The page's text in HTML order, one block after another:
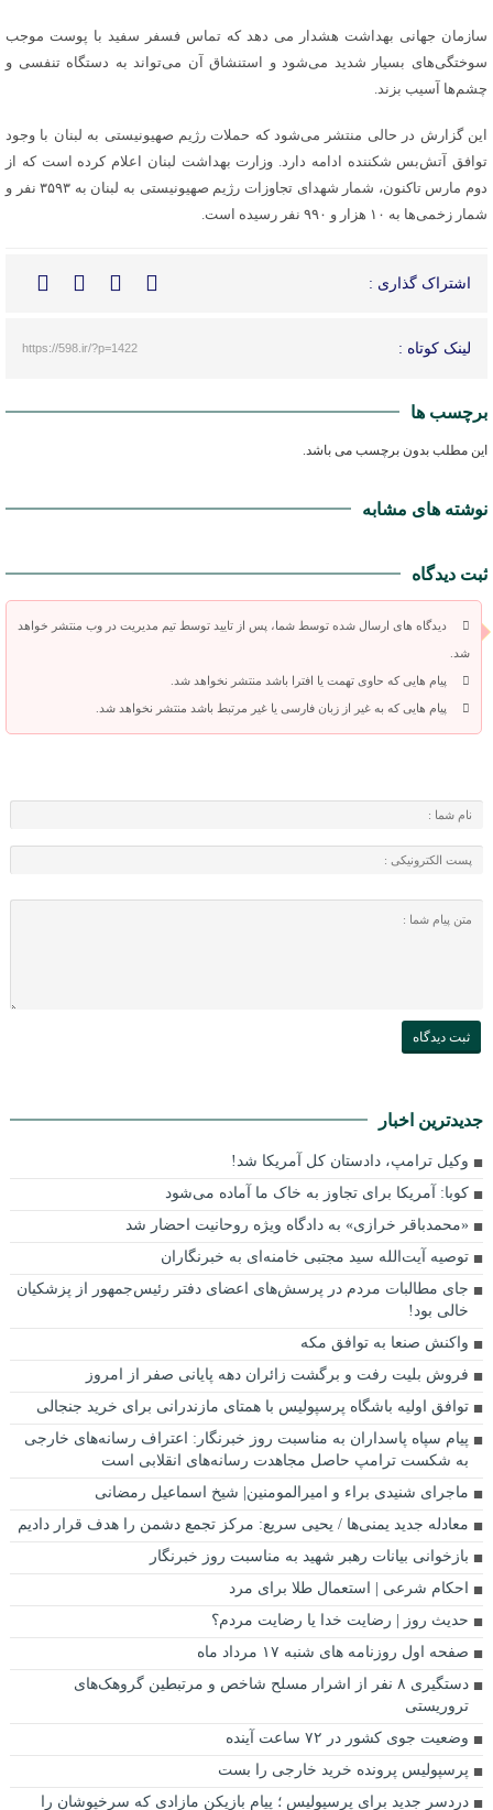
سازمان جهانی بهداشت هشدار می دهد که تماس فسفر سفید با پوست موجب
سوختگی‌های بسیار شدید می‌شود و استنشاق آن می‌تواند به دستگاه تنفسی و
چشم‌ها آسیب بزند.
این گزارش در حالی منتشر می‌شود که حملات رژیم صهیونیستی به لبنان با وجود
توافق آتش‌بس شکننده ادامه دارد. وزارت بهداشت لبنان اعلام کرده است که از
دوم مارس تاکنون، شمار شهدای تجاوزات رژیم صهیونیستی به لبنان به ۳۵۹۳ نفر و
شمار زخمی‌ها به ۱۰ هزار و ۹۹۰ نفر رسیده است.
اشتراک گذاری :
لینک کوتاه : https://598.ir/?p=1422
برچسب ها
این مطلب بدون برچسب می باشد.
نوشته های مشابه
ثبت دیدگاه
دیدگاه های ارسال شده توسط شما، پس از تایید توسط تیم مدیریت در وب منتشر خواهد
شد.
پیام هایی که حاوی تهمت یا افترا باشد منتشر نخواهد شد.
پیام هایی که به غیر از زبان فارسی یا غیر مرتبط باشد منتشر نخواهد شد.
جدیدترین اخبار
وکیل ترامپ، دادستان کل آمریکا شد!
کوبا: آمریکا برای تجاوز به خاک ما آماده می‌شود
«محمدباقر خرازی» به دادگاه ویژه روحانیت احضار شد
توصیه آیت‌الله سید مجتبی خامنه‌ای به خبرنگاران
جای مطالبات مردم در پرسش‌های اعضای دفتر رئیس‌جمهور از پزشکیان
خالی بود!
واکنش صنعا به توافق مکه
فروش بلیت رفت و برگشت زائران دهه پایانی صفر از امروز
توافق اولیه باشگاه پرسپولیس با همتای مازندرانی برای خرید جنجالی
پیام سپاه پاسداران به مناسبت روز خبرنگار: اعتراف رسانه‌های خارجی
به شکست ترامپ حاصل مجاهدت رسانه‌های انقلابی است
ماجرای شنیدی براء و امیرالمومنین| شیخ اسماعیل رمضانی
معادله جدید یمنی‌ها / یحیی سریع: مرکز تجمع دشمن را هدف قرار دادیم
بازخوانی بیانات رهبر شهید به مناسبت روز خبرنگار
احکام شرعی | استعمال طلا برای مرد
حدیث روز | رضایت خدا یا رضایت مردم؟
صفحه اول روزنامه‌ های شنبه ۱۷ مرداد ماه
دستگیری ۸ نفر از اشرار مسلح شاخص و مرتبطین گروهک‌های
تروریستی
وضعیت جوی کشور در ۷۲ ساعت آینده
پرسپولیس پرونده خرید خارجی را بست
دردسر جدید برای پرسپولیس ؛ پیام بازیکن مازادی که سرخپوشان را